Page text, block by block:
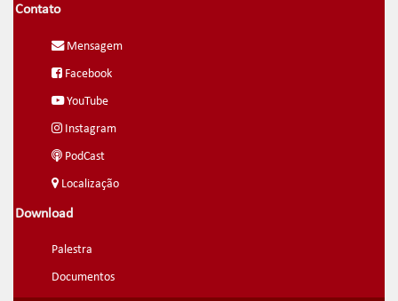
Contato
Mensagem
Facebook
YouTube
Instagram
PodCast
Localização
Download
Palestra
Documentos